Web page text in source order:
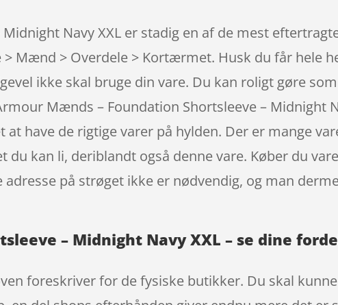
Navy XXL er stadig en af de mest
Mænd > Overdele > Kortærmet. Husk du får hele
ikke skal bruge din vare. Du kan roligt gøre
Mænds – Foundation Shortsleeve – Midnight
have de rigtige varer på hylden. Der er mange
kan li, deriblandt også denne vare. Køber du
på strøget ikke er nødvendig, og man
– Midnight Navy XXL – se dine
foreskriver for de fysiske butikker. Du skal